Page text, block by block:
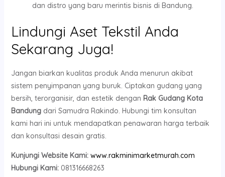
dan distro yang baru merintis bisnis di Bandung.
Lindungi Aset Tekstil Anda
Sekarang Juga!
Jangan biarkan kualitas produk Anda menurun akibat
sistem penyimpanan yang buruk. Ciptakan gudang yang
bersih, terorganisir, dan estetik dengan Rak Gudang Kota
Bandungdari Samudra Rakindo. Hubungi tim konsultan
kami hari ini untuk mendapatkan penawaran harga terbaik
dan konsultasi desain gratis.
Kunjungi Website Kami: www.rakminimarketmurah.com
Hubungi Kami:081316668263